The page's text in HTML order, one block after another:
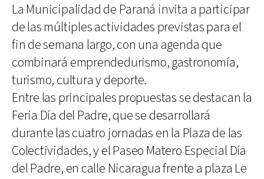
La Municipalidad de Paraná invita a participar
de las múltiples actividades previstas para el
fin de semana largo, con una agenda que
combinará emprendedurismo, gastronomía,
turismo, cultura y deporte.
Entre las principales propuestas se destacan la
Feria Día del Padre, que se desarrollará
durante las cuatro jornadas en la Plaza de las
Colectividades, y el Paseo Matero Especial Día
del Padre, en calle Nicaragua frente a plaza Le